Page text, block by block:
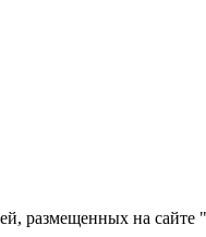
размещенных на